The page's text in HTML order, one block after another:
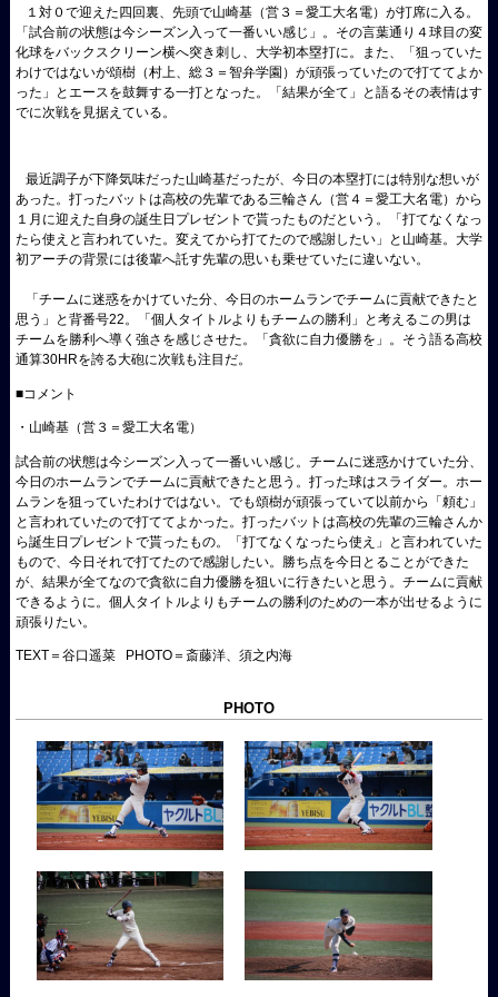
１対０で迎えた四回裏、先頭で山崎基（営３＝愛工大名電）が打席に入る。
「試合前の状態は今シーズン入って一番いい感じ」。その言葉通り４球目の変
化球をバックスクリーン横へ突き刺し、大学初本塁打に。また、「狙っていた
わけではないが頌樹（村上、総３＝智弁学園）が頑張っていたので打ててよか
った」とエースを鼓舞する一打となった。「結果が全て」と語るその表情はす
でに次戦を見据えている。
最近調子が下降気味だった山崎基だったが、今日の本塁打には特別な想いが
あった。打ったバットは高校の先輩である三輪さん（営４＝愛工大名電）から
１月に迎えた自身の誕生日プレゼントで貰ったものだという。「打てなくなっ
たら使えと言われていた。変えてから打てたので感謝したい」と山崎基。大学
初アーチの背景には後輩へ託す先輩の思いも乗せていたに違いない。
「チームに迷惑をかけていた分、今日のホームランでチームに貢献できたと
思う」と背番号22。「個人タイトルよりもチームの勝利」と考えるこの男は
チームを勝利へ導く強さを感じさせた。「貪欲に自力優勝を」。そう語る高校
通算30HRを誇る大砲に次戦も注目だ。
■コメント
・山崎基（営３＝愛工大名電）
試合前の状態は今シーズン入って一番いい感じ。チームに迷惑かけていた分、
今日のホームランでチームに貢献できたと思う。打った球はスライダー。ホー
ムランを狙っていたわけではない。でも頌樹が頑張っていて以前から「頼む」
と言われていたので打ててよかった。打ったバットは高校の先輩の三輪さんか
ら誕生日プレゼントで貰ったもの。「打てなくなったら使え」と言われていた
もので、今日それで打てたので感謝したい。勝ち点を今日とることができた
が、結果が全てなので貪欲に自力優勝を狙いに行きたいと思う。チームに貢献
できるように。個人タイトルよりもチームの勝利のための一本が出せるように
頑張りたい。
TEXT＝谷口遥菜 PHOTO＝斎藤洋、須之内海
PHOTO